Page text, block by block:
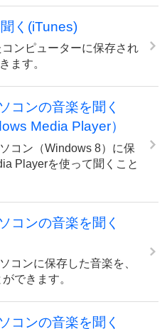
く(iTunes)
ンピューターに保存され
ます。
コンの音楽を聞く
Media Player）
コン（Windows 8）に保
Playerを使って聞くこと
コンの音楽を聞く
コンに保存した音楽を、
できます。
コンの音楽を聞く